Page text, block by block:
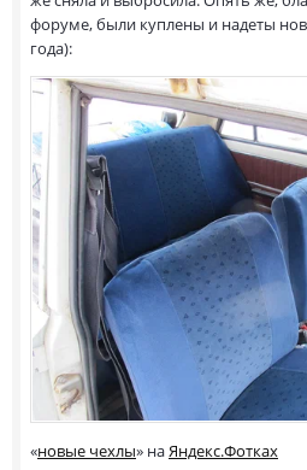
форуме, были куплены и надеты
года):
«новые чехлы» наЯндекс.Фотках